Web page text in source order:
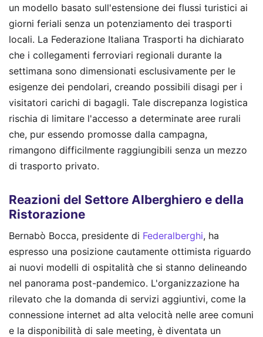
un modello basato sull'estensione dei flussi turistici ai
giorni feriali senza un potenziamento dei trasporti
locali. La Federazione Italiana Trasporti ha dichiarato
che i collegamenti ferroviari regionali durante la
settimana sono dimensionati esclusivamente per le
esigenze dei pendolari, creando possibili disagi per i
visitatori carichi di bagagli. Tale discrepanza logistica
rischia di limitare l'accesso a determinate aree rurali
che, pur essendo promosse dalla campagna,
rimangono difficilmente raggiungibili senza un mezzo
di trasporto privato.
Reazioni del Settore Alberghiero e della
Ristorazione
Bernabò Bocca, presidente di Federalberghi, ha
espresso una posizione cautamente ottimista riguardo
ai nuovi modelli di ospitalità che si stanno delineando
nel panorama post-pandemico. L'organizzazione ha
rilevato che la domanda di servizi aggiuntivi, come la
connessione internet ad alta velocità nelle aree comuni
e la disponibilità di sale meeting, è diventata un